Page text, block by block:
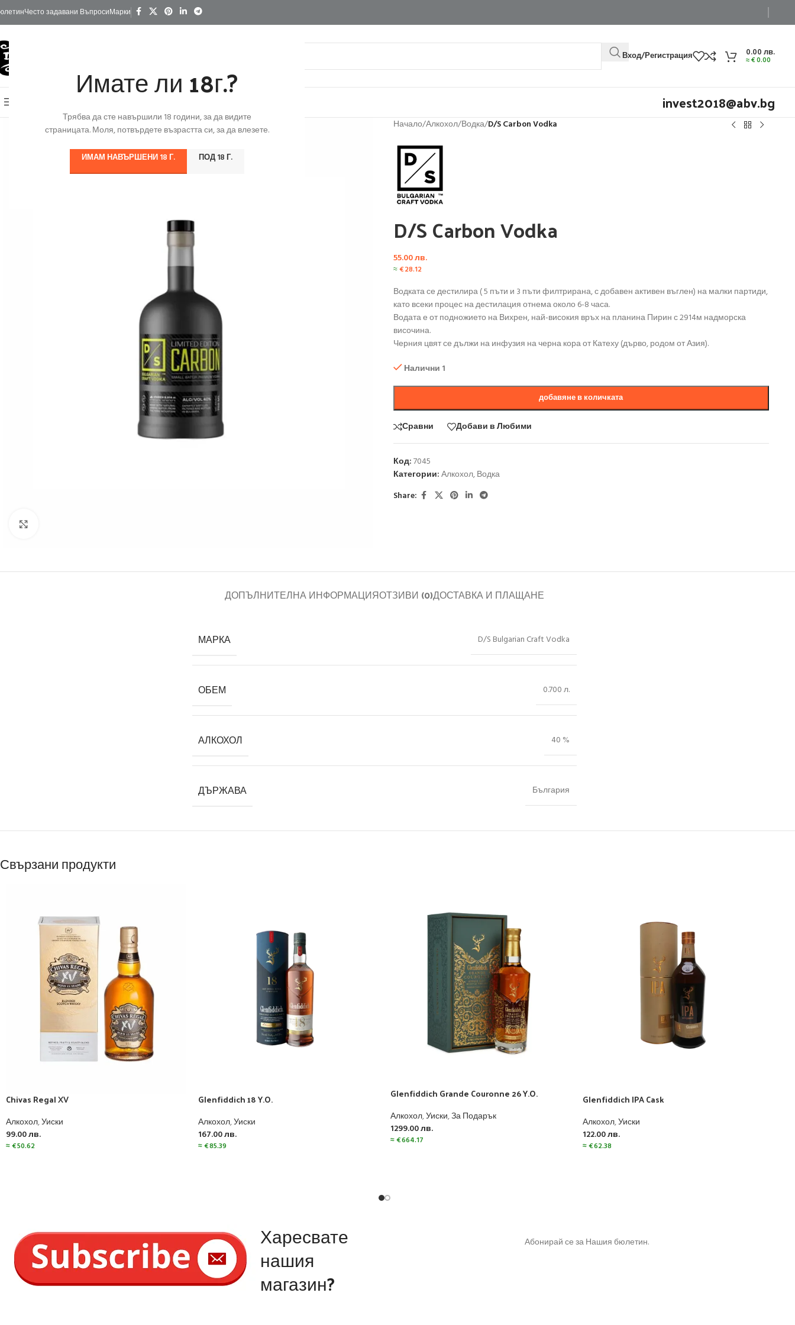
Имате ли 18г.?
Трябва да сте навършили 18 години, за да видите
страницата. Моля, потвърдете възрастта си, за да влезете.
ИМАМ НАВЪРШЕНИ 18 Г. ПОД 18 Г.
Често задавани ВъпросиМарки
Вход/Регистрация 0.00лв.
≈€0.00
invest2018@abv.bg
Начало/Алкохол/Водка/D/S Carbon Vodka
D/S Carbon Vodka
55.00лв.
≈€28.12
Водката се дестилира ( 5 пъти и 3 пъти филтрирана, с добавен активен въглен) на малки партиди,
като всеки процес на дестилация отнема около 6-8 часа.
Водата е от подножието на Вихрен, най-високия връх на планина Пирин с 2914м надморска
височина.
Черния цвят се дължи на инфузия на черна кора от Катеху (дърво, родом от Азия).
Налични 1
добавяне в количката
Сравни Добави в Любими
Код:7045
Категории:Алкохол,Водка
Share:
ДОПЪЛНИТЕЛНА ИНФОРМАЦИЯОТЗИВИ (0)ДОСТАВКА И ПЛАЩАНЕ
МАРКА D/S Bulgarian Craft Vodka
ОБЕМ 0.700 л.
АЛКОХОЛ 40 %
ДЪРЖАВА България
Свързани продукти
Chivas Regal XV
Алкохол,Уиски
99.00лв.
≈€50.62
Glenfiddich 18 Y.O.
Алкохол,Уиски
167.00лв.
≈€85.39
Glenfiddich Grande Couronne 26 Y.O.
Алкохол,Уиски,За Подарък
1299.00лв.
≈€664.17
Glenfiddich IPA Cask
Алкохол,Уиски
122.00лв.
≈€62.38
Харесвате
нашия
магазин?
Абонирай се за Нашия бюлетин.